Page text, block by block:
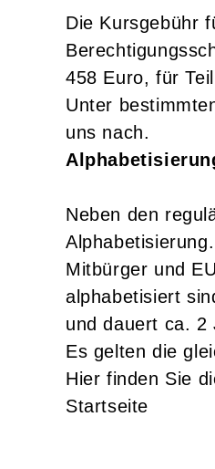
Die Kursgebühr
458 Euro, für
Unter
uns nach.
Neben den
Mitbürger und
alphabetisiert
und dauert ca. 2
Es gelten die
Hier finden Sie
Startseite